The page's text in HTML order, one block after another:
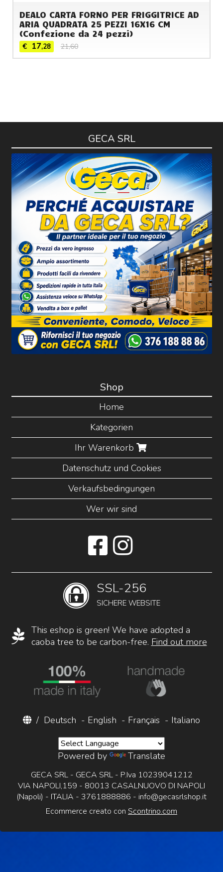
DEALO CARTA FORNO PER FRIGGITRICE AD
ARIA QUADRATA 25 PEZZI 16X16 CM
(Confezione da 24 pezzi)
€ 17,28 21,60
GECA SRL
Shop
Home
Kategorien
Ihr Warenkorb
Datenschutz und Cookies
Verkaufsbedingungen
Wer wir sind
SSL-256
SICHERE WEBSITE
This eshop is green! We have adopted a
caoba tree to be carbon-free. Find out more
/ Deutsch - English - Français - Italiano
Powered by Translate
GECA SRL - GECA SRL - P.Iva 10239041212
VIA NAPOLI,159 - 80013 CASALNUOVO DI NAPOLI
(Napoli) - ITALIA - 3761888886 - info@gecasrlshop.it
Ecommerce creato con Scontrino.com